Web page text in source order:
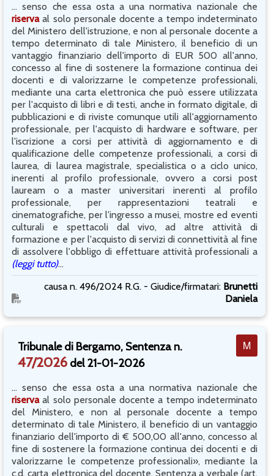
... senso che essa osta a una normativa nazionale che
riservaal solo personale docente a tempo indeterminato
del Ministero dell'istruzione, e non al personale docente a
tempo determinato di tale Ministero, il beneficio di un
vantaggio finanziario dell'importo di EUR 500 all'anno,
concesso al fine di sostenere la formazione continua dei
docenti e di valorizzarne le competenze professionali,
mediante una carta elettronica che può essere utilizzata
per l'acquisto di libri e di testi, anche in formato digitale, di
pubblicazioni e di riviste comunque utili all'aggiornamento
professionale, per l'acquisto di hardware e software, per
l'iscrizione a corsi per attività di aggiornamento e di
qualificazione delle competenze professionali, a corsi di
laurea, di laurea magistrale, specialistica o a ciclo unico,
inerenti al profilo professionale, ovvero a corsi post
lauream o a master universitari inerenti al profilo
professionale, per rappresentazioni teatrali e
cinematografiche, per l'ingresso a musei, mostre ed eventi
culturali e spettacoli dal vivo, ad altre attività di
formazione e per l'acquisto di servizi di connettività al fine
di assolvere l'obbligo di effettuare attività professionali a
(leggi tutto)...
causa n. 496/2024 R.G. - Giudice/firmatari: Brunetti
Daniela
M
Tribunale di Bergamo, Sentenza n.
47/2026del 21-01-2026
... senso che essa osta a una normativa nazionale che
riservaal solo personale docente a tempo indeterminato
del Ministero, e non al personale docente a tempo
determinato di tale Ministero, il beneficio di un vantaggio
finanziario dell'importo di € 500,00 all'anno, concesso al
fine di sostenere la formazione continua dei docenti e di
valorizzarne le competenze professionali», mediante la
c.d. carta elettronica del docente. Sentenza a verbale (art.